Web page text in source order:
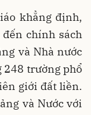
khẳng định,
chính sách
và Nhà nước
248 trường phổ
giới đất liền.
và Nước với